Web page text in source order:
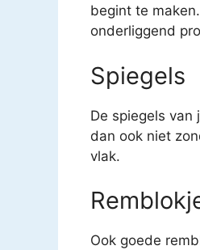
begint te
onderliggend
Spiegels
De spiegels
dan ook niet
vlak.
Ook goede